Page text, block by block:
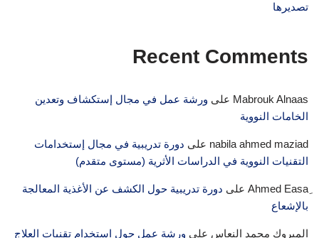
تصديرها
Recent Comments
Mabrouk Alnaas على ورشة عمل في مجال إستكشاف وتعدين
الخامات النووية
nabila ahmed maziad على دورة تدريبية في مجال إستخدامات
التقنيات النووية في الدراسات الأثرية (مستوى متقدم)
على دورة تدريبية حول الكشف عن الأغذية المعالجة
بالإشعاع
المبروك محمد النعاس على ورشة عمل حول استخدام تقنيات العلاج